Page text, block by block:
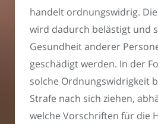
handelt ordnungswidrig.
wird dadurch belästigt und
Gesundheit anderer
geschädigt werden. In der
solche Ordnungswidrigkeit
Strafe nach sich ziehen,
welche Vorschriften für die